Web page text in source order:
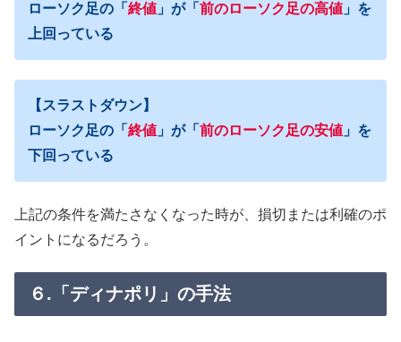
ローソク足の「 終値 」が「 前のローソク足の高値 」を
上回っている
【スラストダウン】
ローソク足の「 終値 」が「 前のローソク足の安値 」を
下回っている
上記の条件を満たさなくなった時が、損切または利確のポ
イントになるだろう。
６.「ディナポリ」の手法